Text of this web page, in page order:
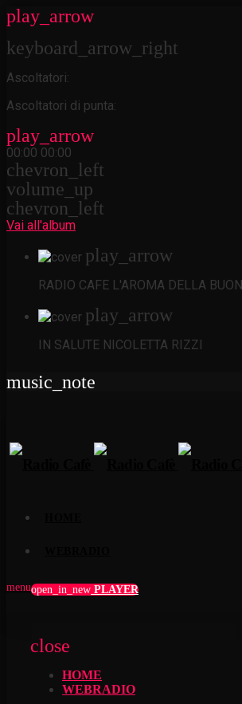
play_arrow
keyboard_arrow_right
Ascoltatori:
Ascoltatori di punta:
play_arrow
00:00 00:00
chevron_left
volume_up
chevron_left
Vai all'album
play_arrow
RADIO CAFE L'AROMA DELLA
play_arrow
IN SALUTE NICOLETTA RIZZI
music_note
menuopen_in_new PLAYER
close
HOME
WEBRADIO